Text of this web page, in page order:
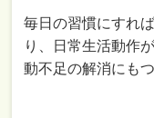
毎日の習慣にすれ
り、日常生活動作
動不足の解消にも